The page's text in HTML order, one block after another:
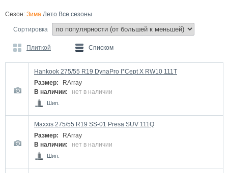
Сезон: Зима Лето Все сезоны
Сортировка
Плиткой Списком
Hankook 275/55 R19 DynaPro I*Cept X RW10 111T
Размер:
RArray
В наличии:
нет в наличии
Шип.
Maxxis 275/55 R19 SS-01 Presa SUV 111Q
Размер:
RArray
В наличии:
нет в наличии
Шип.